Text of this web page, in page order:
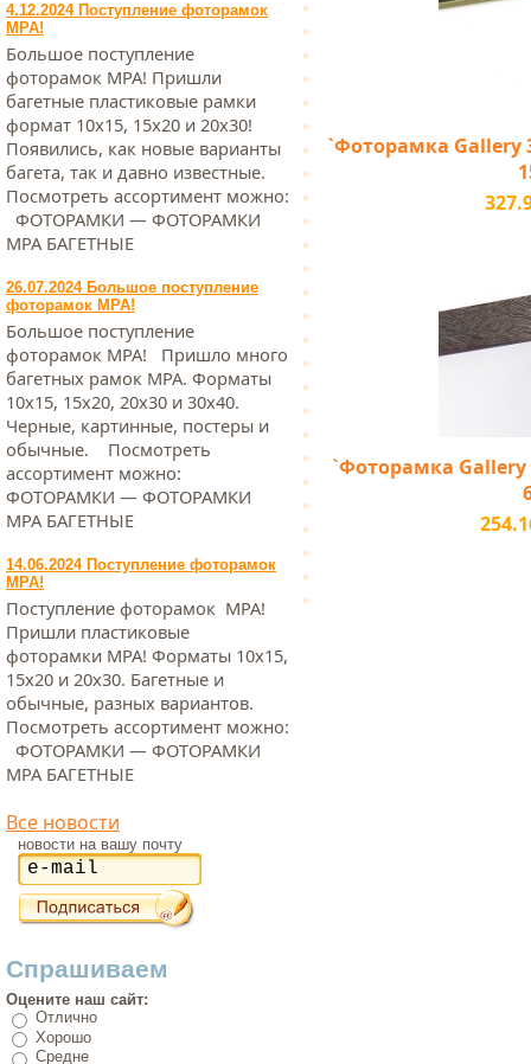
4.12.2024 Поступление фоторамок
МРА!
Большое поступление
фоторамок МРА! Пришли
багетные пластиковые рамки
формат 10х15, 15х20 и 20х30!
Появились, как новые варианты
багета, так и давно известные.
Посмотреть ассортимент можно:
ФОТОРАМКИ — ФОТОРАМКИ
МРА БАГЕТНЫЕ
26.07.2024 Большое поступление
фоторамок МРА!
Большое поступление
фоторамок МРА! Пришло много
багетных рамок МРА. Форматы
10х15, 15х20, 20х30 и 30х40.
Черные, картинные, постеры и
обычные. Посмотреть
ассортимент можно:
ФОТОРАМКИ — ФОТОРАМКИ
МРА БАГЕТНЫЕ
14.06.2024 Поступление фоторамок
МРА!
Поступление фоторамок МРА!
Пришли пластиковые
фоторамки МРА! Форматы 10х15,
15х20 и 20х30. Багетные и
обычные, разных вариантов.
Посмотреть ассортимент можно:
ФОТОРАМКИ — ФОТОРАМКИ
МРА БАГЕТНЫЕ
Все новости
новости на вашу почту
Спрашиваем
Оцените наш сайт:
Отлично
Хорошо
Средне
`Фоторамка Gallery
`Фоторамка Gallery